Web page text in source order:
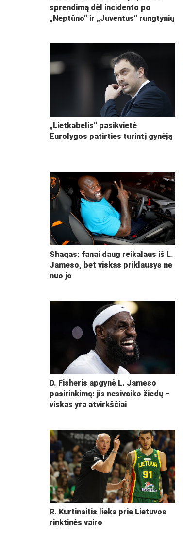
sprendimą dėl incidento po
„Neptūno“ ir „Juventus“ rungtynių
„Lietkabelis“ pasikvietė
Eurolygos patirties turintį gynėją
Shaqas: fanai daug reikalaus iš L.
Jameso, bet viskas priklausys ne
nuo jo
D. Fisheris apgynė L. Jameso
pasirinkimą: jis nesivaiko žiedų –
viskas yra atvirkščiai
R. Kurtinaitis lieka prie Lietuvos
rinktinės vairo